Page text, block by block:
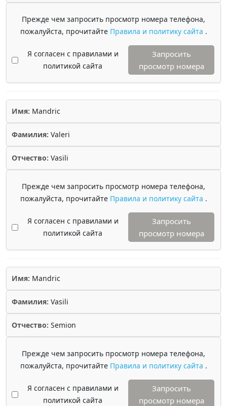
Прежде чем запросить просмотр номера телефона,
пожалуйста, прочитайте Правила и политику сайта .
Я согласен с правилами и
политикой сайта
Запросить
просмотр номера
Имя: Mandric
Фамилия: Valeri
Отчество: Vasili
Прежде чем запросить просмотр номера телефона,
пожалуйста, прочитайте Правила и политику сайта .
Я согласен с правилами и
политикой сайта
Запросить
просмотр номера
Имя: Mandric
Фамилия: Vasili
Отчество: Semion
Прежде чем запросить просмотр номера телефона,
пожалуйста, прочитайте Правила и политику сайта .
Я согласен с правилами и
политикой сайта
Запросить
просмотр номера